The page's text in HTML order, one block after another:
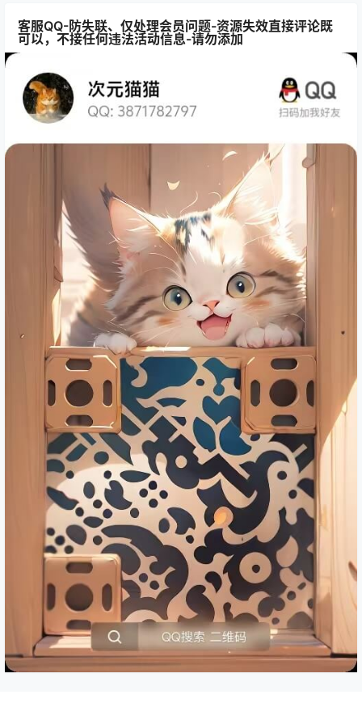
客服QQ-防失联、仅处理会员问题-资源失效直接评论既
可以，不接任何违法活动信息-请勿添加